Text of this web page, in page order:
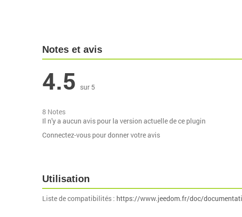
Notes et avis
4.5 sur 5
8 Notes
Il n'y a aucun avis pour la version actuelle de ce plugin
Connectez-vous pour donner votre avis
Utilisation
Liste de compatibilités : https://www.jeedom.fr/doc/